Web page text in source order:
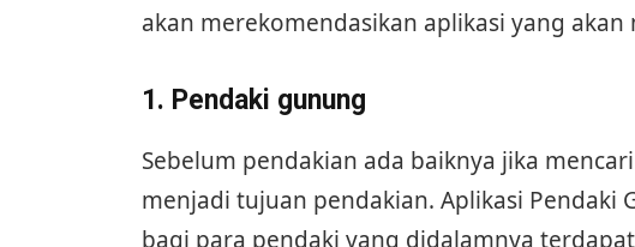
akan merekomendasikan aplikasi yang
1. Pendaki gunung
Sebelum pendakian ada baiknya jika
menjadi tujuan pendakian. Aplikasi Pendaki
bagi para pendaki yang didalamnya